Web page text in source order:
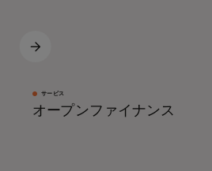
サービス
オープンファイナンス